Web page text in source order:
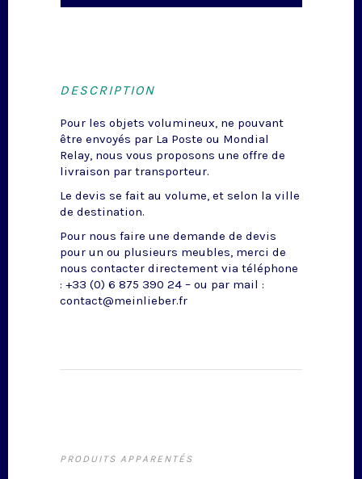
DESCRIPTION
Pour les objets volumineux, ne pouvant
être envoyés par La Poste ou Mondial
Relay, nous vous proposons une offre de
livraison par transporteur.
Le devis se fait au volume, et selon la ville
de destination.
Pour nous faire une demande de devis
pour un ou plusieurs meubles, merci de
nous contacter directement via téléphone
: +33 (0) 6 875 390 24 – ou par mail :
contact@meinlieber.fr
PRODUITS APPARENTÉS